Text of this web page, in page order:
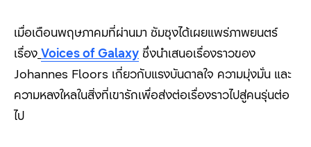
เมื่อเดือนพฤษภาคมที่ผ่านมา ซัมซุงได้เผยแพร่ภาพยนตร์
เรื่อง Voices of Galaxy ซึ่งนำเสนอเรื่องราวของ
Johannes Floors เกี่ยวกับแรงบันดาลใจ ความมุ่งมั่น และ
ความหลงใหลในสิ่งที่เขารักเพื่อส่งต่อเรื่องราวไปสู่คนรุ่นต่อ
ไป